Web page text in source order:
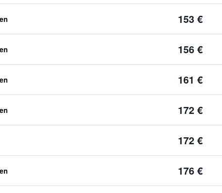
153 €
156 €
161 €
172 €
172 €
176 €